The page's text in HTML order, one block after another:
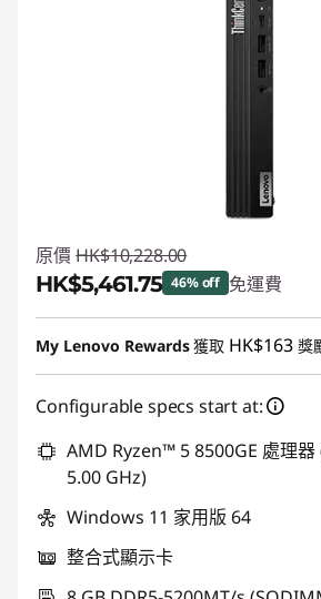
原價 HK$10,228.00
HK$5,461.75 46% off 免運費
即省 :-HK$4,766.25
My Lenovo Rewards獲取 HK$163 獎
Configurable specs start at:
AMD Ryzen™ 5 8500GE 處理器
5.00 GHz)
Windows 11 家用版 64
整合式顯示卡